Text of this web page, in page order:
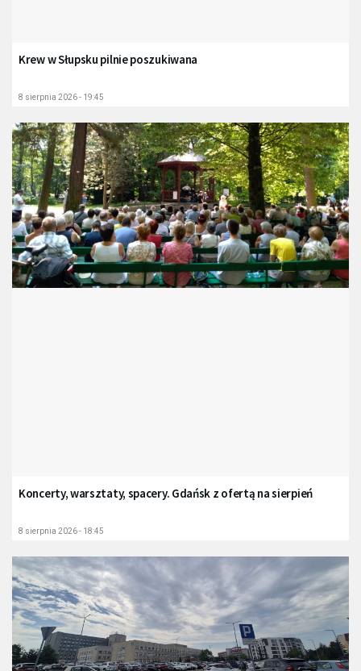
Krew w Słupsku pilnie poszukiwana
8 sierpnia 2026 - 19:45
Koncerty, warsztaty, spacery. Gdańsk z ofertą na sierpień
8 sierpnia 2026 - 18:45